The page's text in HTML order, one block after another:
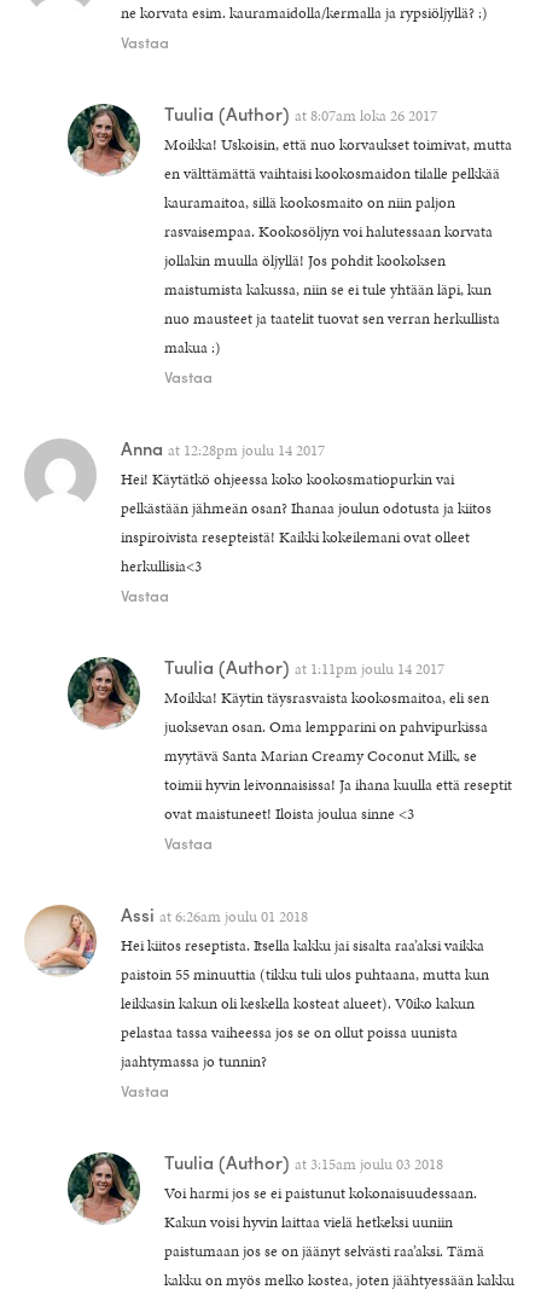
ne korvata esim. kauramaidolla/kermalla ja rypsiöljyllä? :)
Vastaa
Tuulia (Author) at8:07am loka 26 2017
Moikka! Uskoisin, että nuo korvaukset toimivat, mutta
en välttämättä vaihtaisi kookosmaidon tilalle pelkkää
kauramaitoa, sillä kookosmaito on niin paljon
rasvaisempaa. Kookosöljyn voi halutessaan korvata
jollakin muulla öljyllä! Jos pohdit kookoksen
maistumista kakussa, niin se ei tule yhtään läpi, kun
nuo mausteet ja taatelit tuovat sen verran herkullista
makua :)
Vastaa
Anna at 12:28pm joulu 14 2017
Hei! Käytätkö ohjeessa koko kookosmatiopurkin vai
pelkästään jähmeän osan? Ihanaa joulun odotusta ja kiitos
inspiroivista resepteistä! Kaikki kokeilemani ovat olleet
herkullisia<3
Vastaa
Tuulia (Author) at 1:11pm joulu 14 2017
Moikka! Käytin täysrasvaista kookosmaitoa, eli sen
juoksevan osan. Oma lempparini on pahvipurkissa
myytävä Santa Marian Creamy Coconut Milk, se
toimii hyvin leivonnaisissa! Ja ihana kuulla että reseptit
ovat maistuneet! Iloista joulua sinne <3
Vastaa
Assi at6:26am joulu 01 2018
Hei kiitos reseptista. Itsella kakku jai sisalta raa’aksi vaikka
paistoin 55 minuuttia (tikku tuli ulos puhtaana, mutta kun
leikkasin kakun oli keskella kosteat alueet). V0iko kakun
pelastaa tassa vaiheessa jos se on ollut poissa uunista
jaahtymassa jo tunnin?
Vastaa
Tuulia (Author) at 3:15am joulu 03 2018
Voi harmi jos se ei paistunut kokonaisuudessaan.
Kakun voisi hyvin laittaa vielä hetkeksi uuniin
paistumaan jos se on jäänyt selvästi raa’aksi. Tämä
kakku on myös melko kostea, joten jäähtyessään kakku